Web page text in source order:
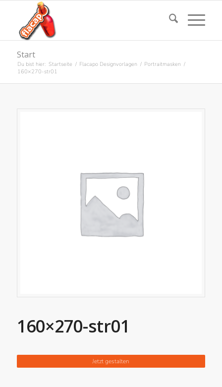
Start
Du bist hier: Startseite / Flacapo Designvorlagen / Portraitmasken /
160×270-str01
160×270-str01
Jetzt gestalten